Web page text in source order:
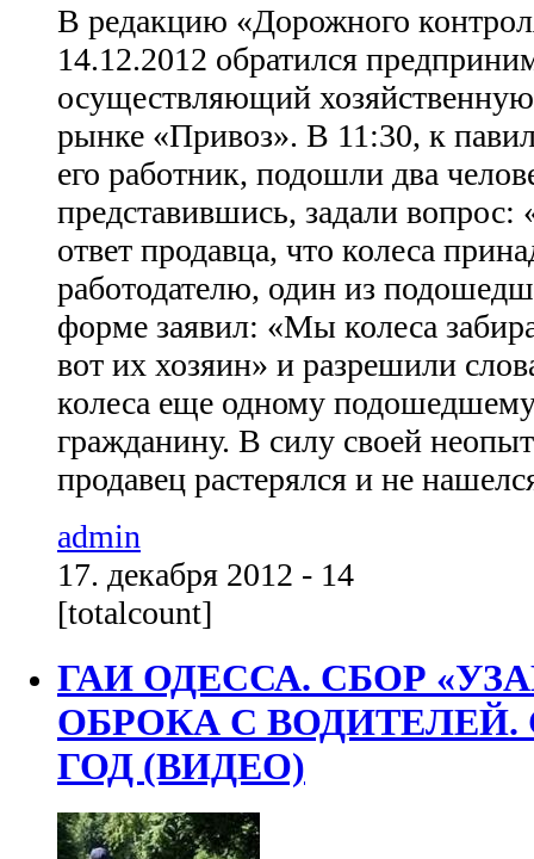
В редакцию «Дорожного
14.12.2012 обратился
осуществляющий хозяйственную
рынке «Привоз». В 11:30, к
его работник, подошли два
представившись, задали вопрос:
ответ продавца, что колеса
работодателю, один из
форме заявил: «Мы колеса
вот их хозяин» и разрешили
колеса еще одному
гражданину. В силу своей
продавец растерялся и не
admin
17. декабря 2012 - 14
[totalcount]
ГАИ ОДЕССА. СБОР
ОБРОКА С
ГОД (ВИДЕО)